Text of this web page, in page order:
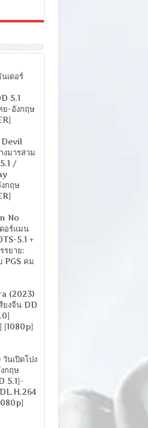
เดอร์
5.1
ย-อังกฤษ
Devil
มารสวม
/
กฤษ
No
อร์แมน
5.1 +
รยาย:
PGS คม
(2023)
ยงจีน DD
[1080p]
นเปิดโปง
กฤษ
5.1]-